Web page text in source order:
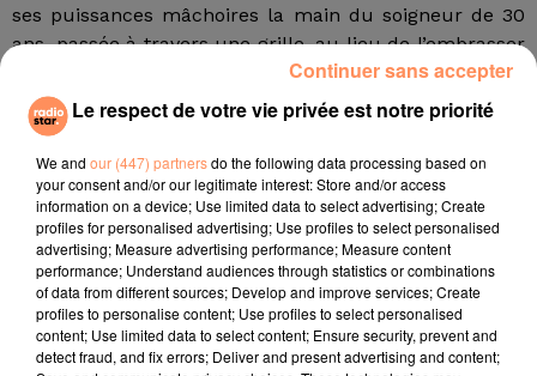
ses puissances mâchoires la main du soigneur de 30
ans, passée à travers une grille, au lieu de l’embrasser
en guise de geste de soumission. Le trentenaire, qui
exerce depuis une dizaine d’années au sein d’un des
principaux parcs animaliers français spécialisé dans
l’accueil des grands singes, a été héliporté à l’hôpital
Edouard-Herriot de Lyon.
"Sa main est sérieusement endommagée par une
blessure qui laissera de graves séquelles",ont précisé
les pompiers.
fil actus
Le respect de votre vie privée est notre priorité
We and our (447) partnersdo the following data processing based on
your consent and/or our legitimate interest: Store and/or access
information on a device; Use limited data to select advertising; Create
profiles for personalised advertising; Use profiles to select personalised
advertising; Measure advertising performance; Measure content
performance; Understand audiences through statistics or combinations
of data from different sources; Develop and improve services; Create
profiles to personalise content; Use profiles to select personalised
content; Use limited data to select content; Ensure security, prevent and
detect fraud, and fix errors; Deliver and present advertising and content;
Continuer sans accepter